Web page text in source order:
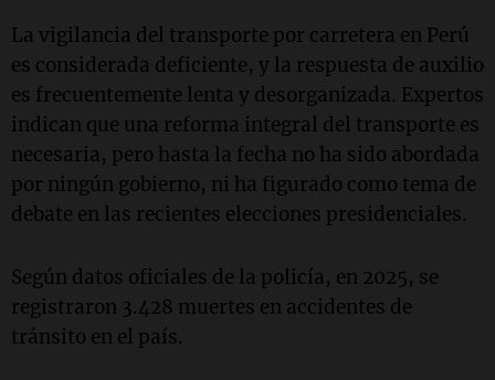
La vigilancia del transporte por carretera en Perú
es considerada deficiente, y la respuesta de auxilio
es frecuentemente lenta y desorganizada. Expertos
indican que una reforma integral del transporte es
necesaria, pero hasta la fecha no ha sido abordada
por ningún gobierno, ni ha figurado como tema de
debate en las recientes elecciones presidenciales.
Según datos oficiales de la policía, en 2025, se
registraron 3.428 muertes en accidentes de
tránsito en el país.